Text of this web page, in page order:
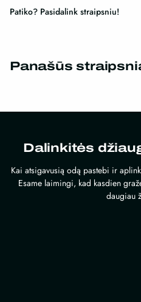
Patiko? Pasidalink straipsniu!
Panašūs
Dalinkitės
Kai atsigavusią odą pastebi ir
Esame laimingi, kad kasdien
daugiau